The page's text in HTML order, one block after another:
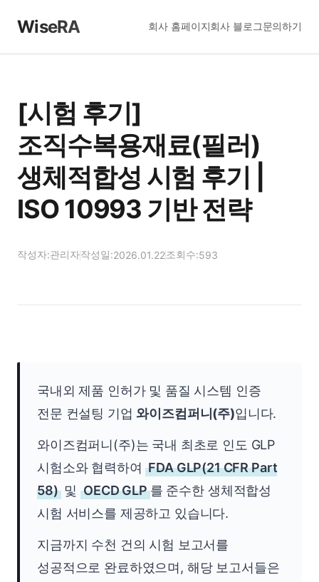
WiseRA 회사 홈페이지회사 블로그문의하기
[시험 후기]
조직수복용재료(필러)
생체적합성 시험 후기 |
ISO 10993 기반 전략
작성자:관리자작성일:2026.01.22조회수:593
국내외 제품 인허가 및 품질 시스템 인증
전문 컨설팅 기업 와이즈컴퍼니(주)입니다.
와이즈컴퍼니(주)는 국내 최초로 인도 GLP
시험소와 협력하여FDA GLP(21 CFR Part
58)및OECD GLP를 준수한 생체적합성
시험 서비스를 제공하고 있습니다.
지금까지 수천 건의 시험 보고서를
성공적으로 완료하였으며, 해당 보고서들은